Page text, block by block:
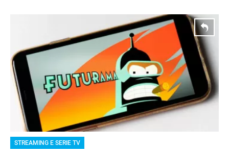
STREAMING E SERIE TV